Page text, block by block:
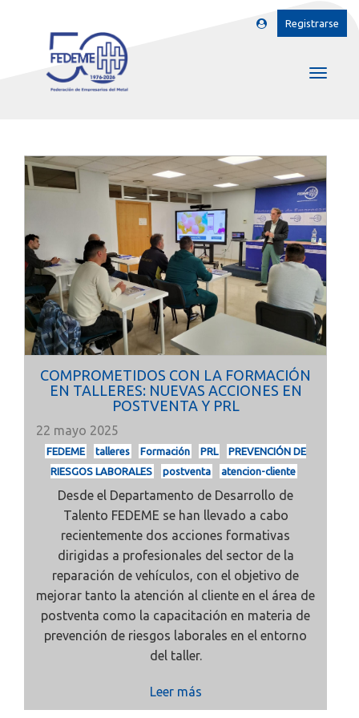
Registrarse
COMPROMETIDOS CON LA FORMACIÓN
EN TALLERES: NUEVAS ACCIONES EN
POSTVENTA Y PRL
22 mayo 2025
FEDEME talleres Formación PRL
PREVENCIÓN DE
RIESGOS LABORALES
postventa atencion-cliente
Desde el Departamento de Desarrollo de
Talento FEDEME se han llevado a cabo
recientemente dos acciones formativas
dirigidas a profesionales del sector de la
reparación de vehículos, con el objetivo de
mejorar tanto la atención al cliente en el área de
postventa como la capacitación en materia de
prevención de riesgos laborales en el entorno
del taller.
Leer más